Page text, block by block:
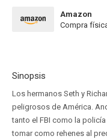
Amazon
Compra
Sinopsis
Los hermanos Seth y
peligrosos de América.
tanto el FBI como la
tomar como rehenes al